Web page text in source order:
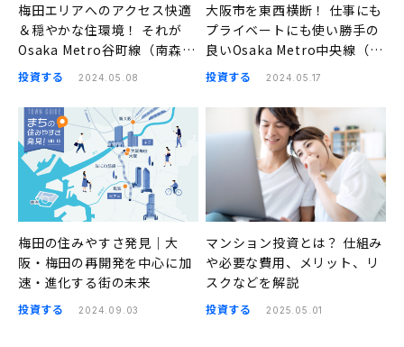
梅田エリアへのアクセス快適
＆穏やかな住環境！ それが
Osaka Metro谷町線（南森
町、天満橋、谷町四丁目、四
まちの住みやすさ発見
投資する 2024.05.08
大阪市を東西横断！ 仕事にも
プライベートにも使い勝手の
良いOsaka Metro中央線（阿
波座、本町、堺筋本町、谷町
発見
投資する 2024.05.17
梅田の住みやすさ発見｜大
阪・梅田の再開発を中心に加
速・進化する街の未来
投資する 2024.09.03
マンション投資とは？ 仕組み
や必要な費用、メリット、リ
スクなどを解説
投資する 2025.05.01